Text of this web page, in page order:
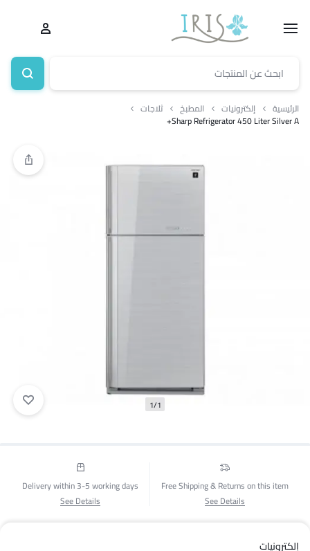
الرئيسية إلكترونيات المطبخ ثلاجات
Sharp Refrigerator 450 Liter Silver A+
1/1
Free Shipping & Returns on this item
See Details
Delivery within 3-5 working days
See Details
إلكترونيات